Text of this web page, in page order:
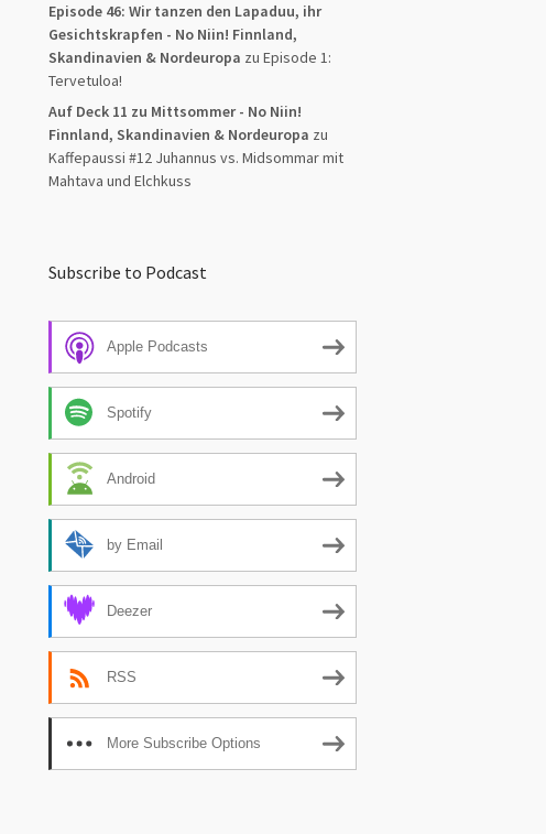
Episode 46: Wir tanzen den Lapaduu, ihr
Gesichtskrapfen - No Niin! Finnland,
Skandinavien & Nordeuropa zu Episode 1:
Tervetuloa!
Auf Deck 11 zu Mittsommer - No Niin!
Finnland, Skandinavien & Nordeuropa zu
Kaffepaussi #12 Juhannus vs. Midsommar mit
Mahtava und Elchkuss
Subscribe to Podcast
Apple Podcasts
Spotify
Android
by Email
Deezer
RSS
More Subscribe Options